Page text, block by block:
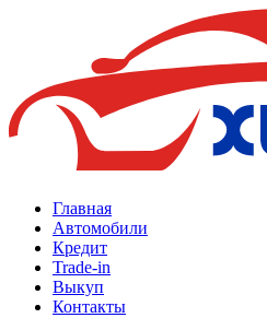
Главная
Автомобили
Кредит
Trade-in
Выкуп
Контакты